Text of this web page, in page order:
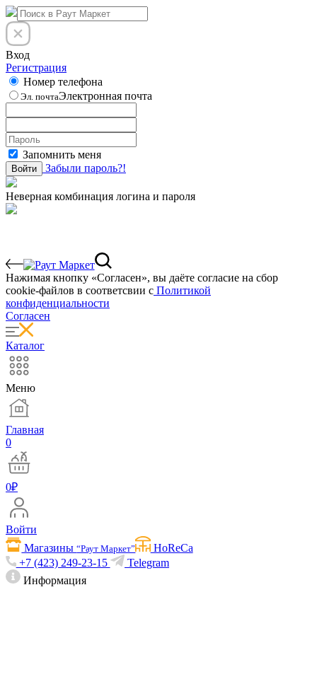
Вход
Регистрация
Номер телефона
Эл. почтаЭлектронная почта
Запомнить меня
Войти Забыли пароль?!
Неверная комбинация логина и пароля
Нажимая кнопку «Согласен», вы даёте cогласие на сбор
cookie-файлов в соответсвии с Политикой
конфиденциальности
Согласен
Каталог
Меню
Главная
0
0₽
Войти
Магазины“Раут Маркет”
HoReCa
+7 (423) 249-23-15
Telegram
Информация